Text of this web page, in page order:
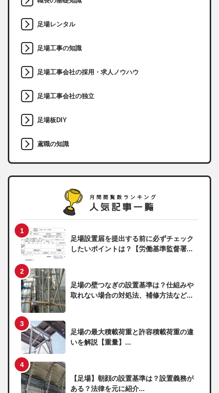
足場レンタル
足場工事の知識
足場工事会社の採用・求人ノウハウ
足場工事会社の独立
足場板DIY
鳶職の知識
足場設置届を提出する前に必ずチェック
したいポイントは？【労働基準監督署...
足場の壁つなぎの設置基準は？仕組みや
取れない場合の対処法、補修方法など...
足場の最大積載荷重と許容積載荷重の違
いを解説【重量】...
【足場】朝顔の設置基準は？設置義務が
ある？法律を元に紹介...